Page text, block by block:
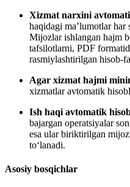
Xizmat narxini
haqidagi ma’lumotlar
Mijozlar ishlangan hajm
tafsilotlarni, PDF
rasmiylashtirilgan hisob-
Agar xizmat hajmi
xizmatlar avtomatik
Ish haqi avtomatik
bajargan operatsiyalar
esa ular biriktirilgan
to‘lanadi.
Asosiy bosqichlar